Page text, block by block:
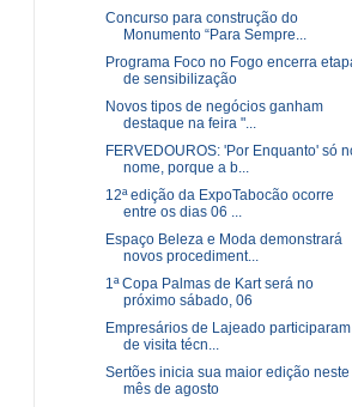
Concurso para construção do
Monumento “Para Sempre...
Programa Foco no Fogo encerra
de sensibilização
Novos tipos de negócios ganham
destaque na feira "...
FERVEDOUROS: 'Por Enquanto' só
nome, porque a b...
12ª edição da ExpoTabocão ocorre
entre os dias 06 ...
Espaço Beleza e Moda demonstrará
novos procediment...
1ª Copa Palmas de Kart será no
próximo sábado, 06
Empresários de Lajeado participaram
de visita técn...
Sertões inicia sua maior edição neste
mês de agosto